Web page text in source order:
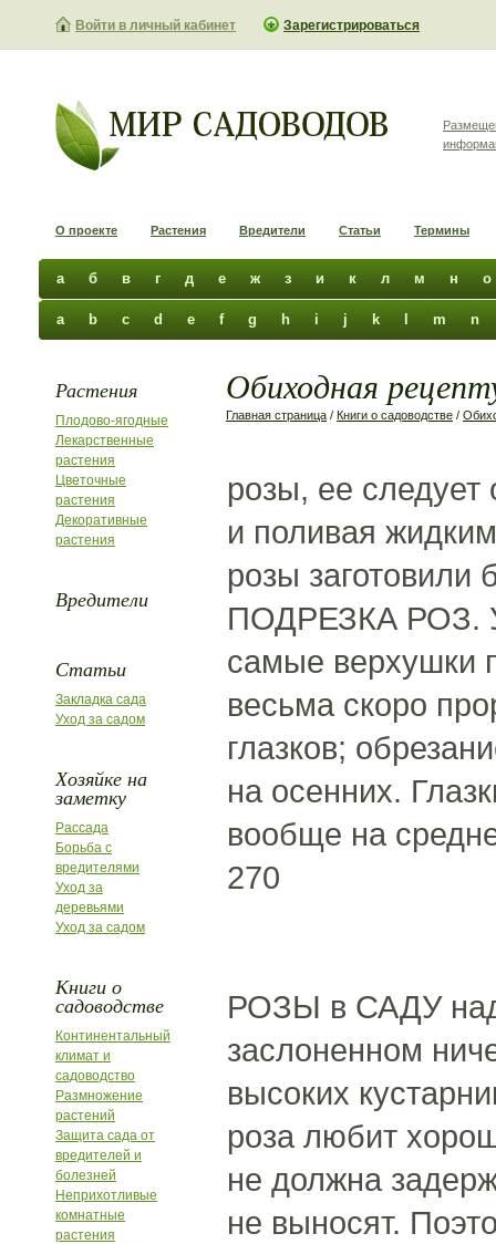
Войти в личный кабинет Зарегистрироваться
О проекте Растения Вредители Статьи Термины
а б в г д е ж з и к л м н о
a b c d e f g h i j k m n
Растения
Плодово-ягодные
Лекарственные
растения
Цветочные
растения
Декоративные
растения
Вредители
Статьи
Закладка сада
Уход за садом
Хозяйке на
заметку
Рассада
Борьба с
вредителями
Уход за
деревьями
Уход за садом
Книги о
садоводстве
Континентальный
климат и
садоводство
Размножение
растений
Защита сада от
вредителей и
болезней
Неприхотливые
комнатные
растения
Обиходная
Главная страница / Книги о садоводстве /
розы, ее следует
и поливая
розы заготовили
ПОДРЕЗКА РОЗ. У
самые верхушки
весьма скоро
глазков;
на осенних.
вообще на
270
РОЗЫ в САДУ
заслоненном
высоких
роза любит
не должна
не выносят.